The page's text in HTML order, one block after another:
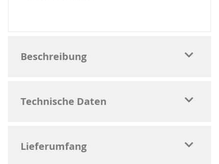
Beschreibung
Technische Daten
Lieferumfang